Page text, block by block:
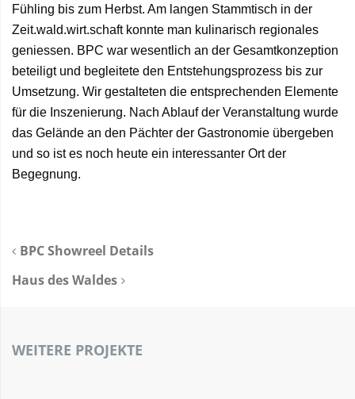
Fühling bis zum Herbst. Am langen Stammtisch in der
Zeit.wald.wirt.schaft konnte man kulinarisch regionales
geniessen. BPC war wesentlich an der Gesamtkonzeption
beteiligt und begleitete den Entstehungsprozess bis zur
Umsetzung. Wir gestalteten die entsprechenden Elemente
für die Inszenierung. Nach Ablauf der Veranstaltung wurde
das Gelände an den Pächter der Gastronomie übergeben
und so ist es noch heute ein interessanter Ort der
Begegnung.
BPC Showreel Details
Haus des Waldes
WEITERE PROJEKTE